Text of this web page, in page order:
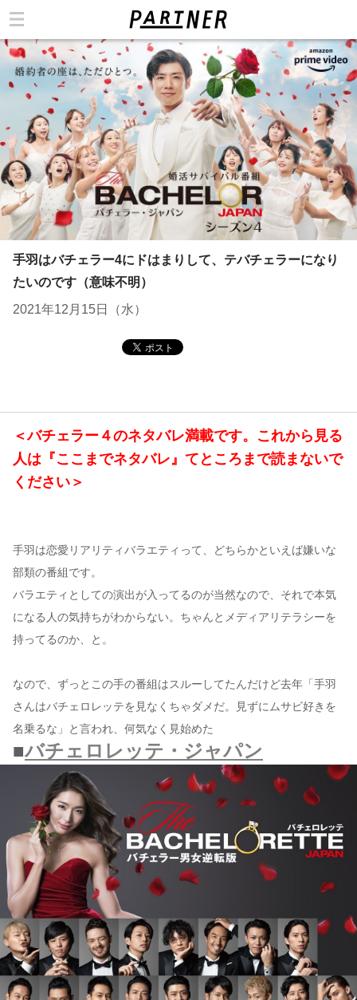
手羽はバチェラー4にドはまりして、テバチェラーになり
たいのです（意味不明）
2021年12月15日（水）
＜バチェラー４のネタバレ満載です。これから見る
人は『ここまでネタバレ』てところまで読まないで
ください＞
手羽は恋愛リアリティバラエティって、どちらかといえば嫌いな
部類の番組です。
バラエティとしての演出が入ってるのが当然なので、それで本気
になる人の気持ちがわからない。ちゃんとメディアリテラシーを
持ってるのか、と。
なので、ずっとこの手の番組はスルーしてたんだけど去年「手羽
さんはバチェロレッテを見なくちゃダメだ。見ずにムサビ好きを
名乗るな」と言われ、何気なく見始めた
■バチェロレッテ・ジャパン
カテゴリ
運営会社
お問い合わせ